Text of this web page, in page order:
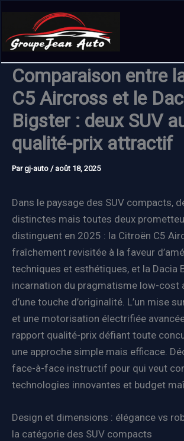
contenu
Comparaison entre
C5 Aircross et le
Bigster : deux SUV
qualité-prix attractif
Pargj-auto / août 18, 2025
Dans le paysage des SUV compacts,
distinctes mais toutes deux
distinguent en 2025 : la Citroën C5
fraîchement revisitée à la faveur
techniques et esthétiques, et la Dacia
incarnation du pragmatisme low-cost
d’une touche d’originalité. L’un mise
et une motorisation électrifiée
rapport qualité-prix défiant toute
une approche simple mais efficace.
face-à-face instructif pour qui veut
technologies innovantes et budget
Design et dimensions : élégance vs
la catégorie des SUV compacts